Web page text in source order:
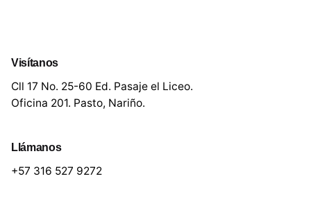
Visítanos
Cll 17 No. 25-60 Ed. Pasaje el Liceo.
Oficina 201. Pasto, Nariño.
Llámanos
+57 316 527 9272